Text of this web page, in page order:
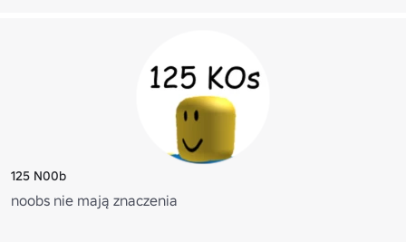
125 N00b
noobs nie mają znaczenia